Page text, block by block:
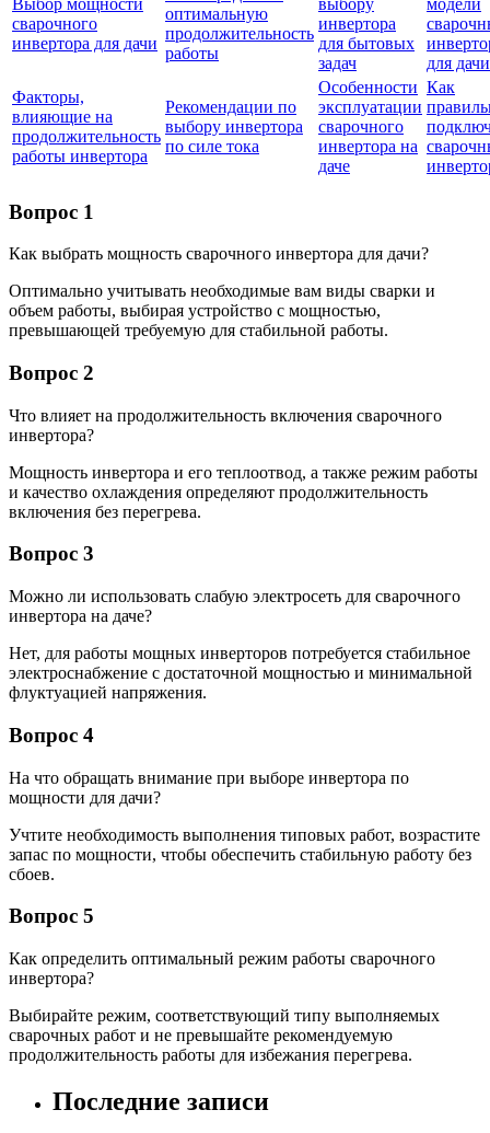
сварочного
инвертора для дачи
оптимальную
продолжительность
работы
инвертора
для бытовых
задач
для дачи
Факторы,
влияющие на
продолжительность
работы инвертора
Рекомендации по
выбору инвертора
по силе тока
Особенности
эксплуатации
сварочного
инвертора на
даче
Как
Вопрос 1
Как выбрать мощность сварочного инвертора для дачи?
Оптимально учитывать необходимые вам виды сварки и
объем работы, выбирая устройство с мощностью,
превышающей требуемую для стабильной работы.
Вопрос 2
Что влияет на продолжительность включения сварочного
инвертора?
Мощность инвертора и его теплоотвод, а также режим работы
и качество охлаждения определяют продолжительность
включения без перегрева.
Вопрос 3
Можно ли использовать слабую электросеть для сварочного
инвертора на даче?
Нет, для работы мощных инверторов потребуется стабильное
электроснабжение с достаточной мощностью и минимальной
флуктуацией напряжения.
Вопрос 4
На что обращать внимание при выборе инвертора по
мощности для дачи?
Учтите необходимость выполнения типовых работ, возрастите
запас по мощности, чтобы обеспечить стабильную работу без
сбоев.
Вопрос 5
Как определить оптимальный режим работы сварочного
инвертора?
Выбирайте режим, соответствующий типу выполняемых
сварочных работ и не превышайте рекомендуемую
продолжительность работы для избежания перегрева.
Последние записи